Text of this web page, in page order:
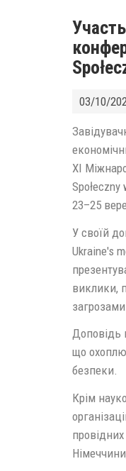
03/10/
XI
23–25
У своїй
Ukraine's
виклики,
Доповідь
що
безпеки.
Крім